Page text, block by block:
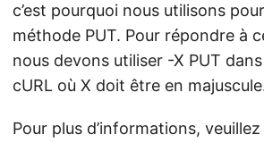
c’est pourquoi nous utilisons
méthode PUT. Pour répondre à
nous devons utiliser -X PUT
cURL où X doit être en
Pour plus d’informations,